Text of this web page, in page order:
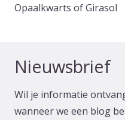
Opaalkwarts of Girasol
Nieuwsbrief
Wil je informatie
wanneer we een blog